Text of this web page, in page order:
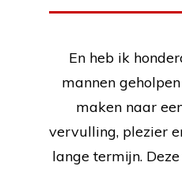
En heb ik
mannen
maken naar
vervulling, plezier
lange termijn.